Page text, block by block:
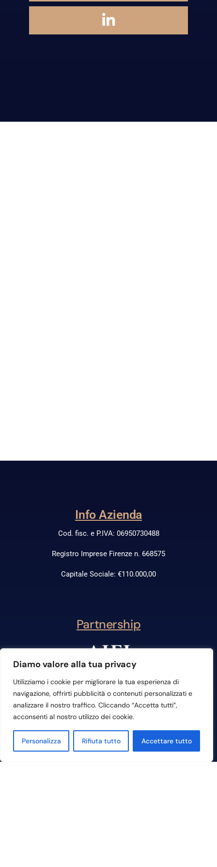
Diamo valore alla tua privacy
Utilizziamo i cookie per migliorare la tua esperienza di
navigazione, offrirti pubblicità o contenuti personalizzati e
analizzare il nostro traffico. Cliccando “Accetta tutti”,
acconsenti al nostro utilizzo dei cookie.
Personalizza Rifiuta tutto Accettare tutto
Info Azienda
Cod. fisc. e P.IVA: 06950730488
Registro Imprese Firenze n. 668575
Capitale Sociale: €110.000,00
Partnership
Contattaci